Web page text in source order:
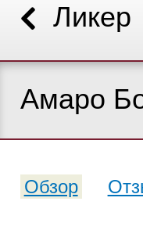
Ликер
Амаро
Обзор